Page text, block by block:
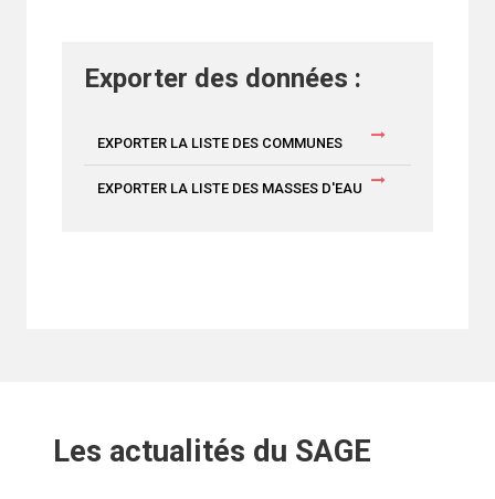
Exporter des données :
EXPORTER LA LISTE DES COMMUNES
EXPORTER LA LISTE DES MASSES D'EAU
Les actualités du SAGE